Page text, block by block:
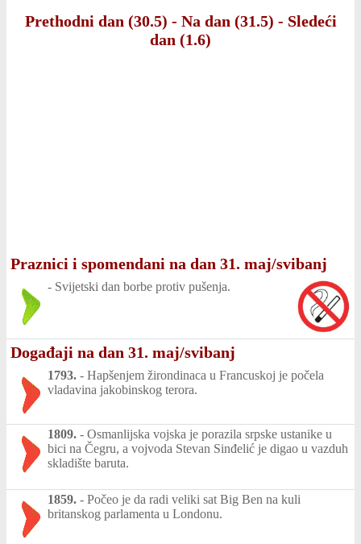
Prethodni dan (30.5) - Na dan (31.5) - Sledeći
dan (1.6)
Praznici i spomendani na dan 31. maj/svibanj
- Svijetski dan borbe protiv pušenja.
Događaji na dan 31. maj/svibanj
1793. - Hapšenjem žirondinaca u Francuskoj je počela
vladavina jakobinskog terora.
1809. - Osmanlijska vojska je porazila srpske ustanike u
bici na Čegru, a vojvoda Stevan Sinđelić je digao u vazduh
skladište baruta.
1859. - Počeo je da radi veliki sat Big Ben na kuli
britanskog parlamenta u Londonu.